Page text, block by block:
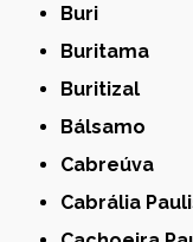
Buri
Buritama
Buritizal
Bálsamo
Cabreúva
Cabrália